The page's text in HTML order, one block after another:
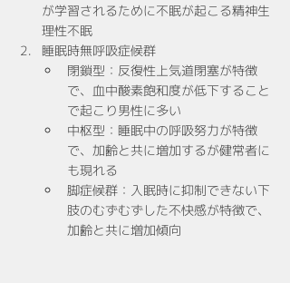
が学習されるために不眠が起こる精神生
理性不眠
睡眠時無呼吸症候群
閉鎖型：反復性上気道閉塞が特徴
で、血中酸素飽和度が低下すること
で起こり男性に多い
中枢型：睡眠中の呼吸努力が特徴
で、加齢と共に増加するが健常者に
も現れる
脚症候群：入眠時に抑制できない下
肢のむずむずした不快感が特徴で、
加齢と共に増加傾向